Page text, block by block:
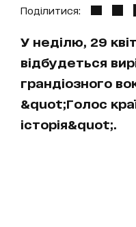
Поділитися:
У неділю, 29
відбудеться
грандіозного
&quot;Голос
історія&quot;.